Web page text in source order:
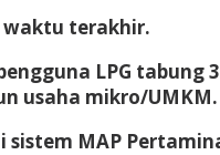
waktu terakhir.
LPG tabung
usaha mikro/UMKM.
sistem MAP